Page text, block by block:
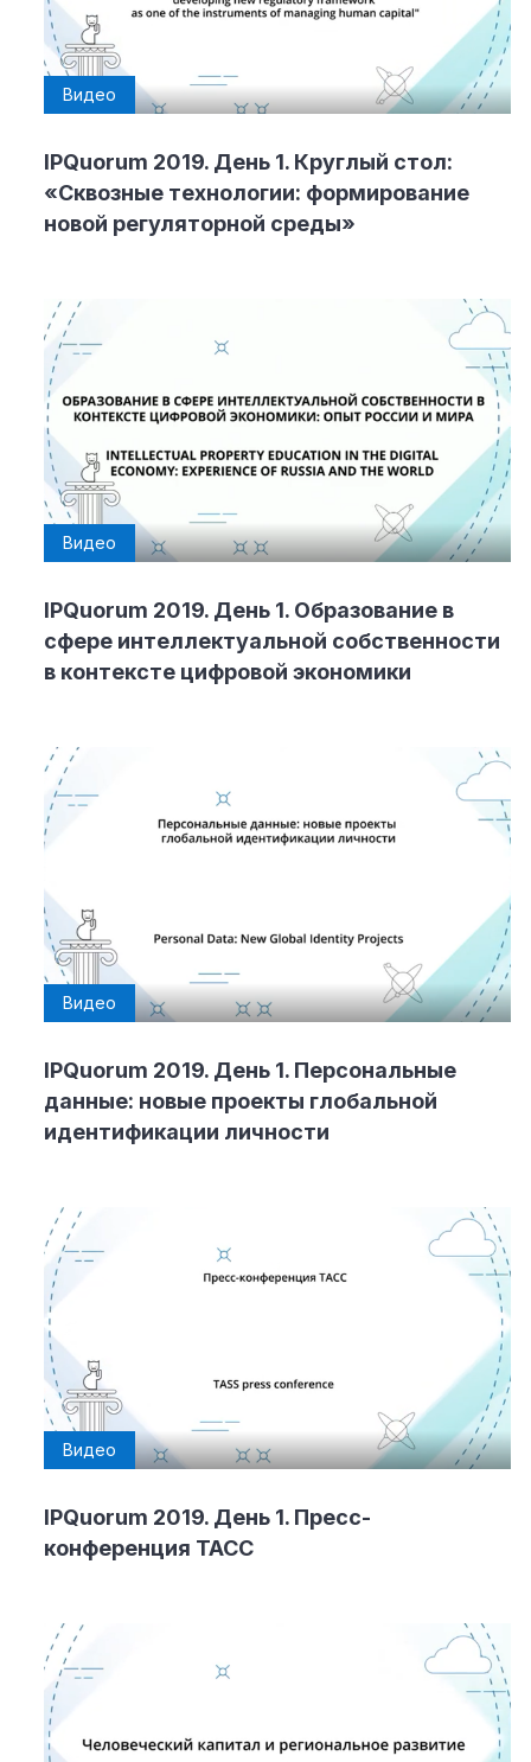
Видео
IPQuorum 2019. День 1. Круглый стол:
«Сквозные технологии: формирование
новой регуляторной среды»
Видео
IPQuorum 2019. День 1. Образование в
сфере интеллектуальной собственности
в контексте цифровой экономики
Видео
IPQuorum 2019. День 1. Персональные
данные: новые проекты глобальной
идентификации личности
Видео
IPQuorum 2019. День 1. Пресс-
конференция ТАСС